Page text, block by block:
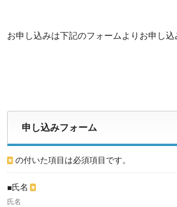
お申し込みは下記のフォームよりお申し込
申し込みフォーム
※ の付いた項目は必須項目です。
■氏名 ※
氏名